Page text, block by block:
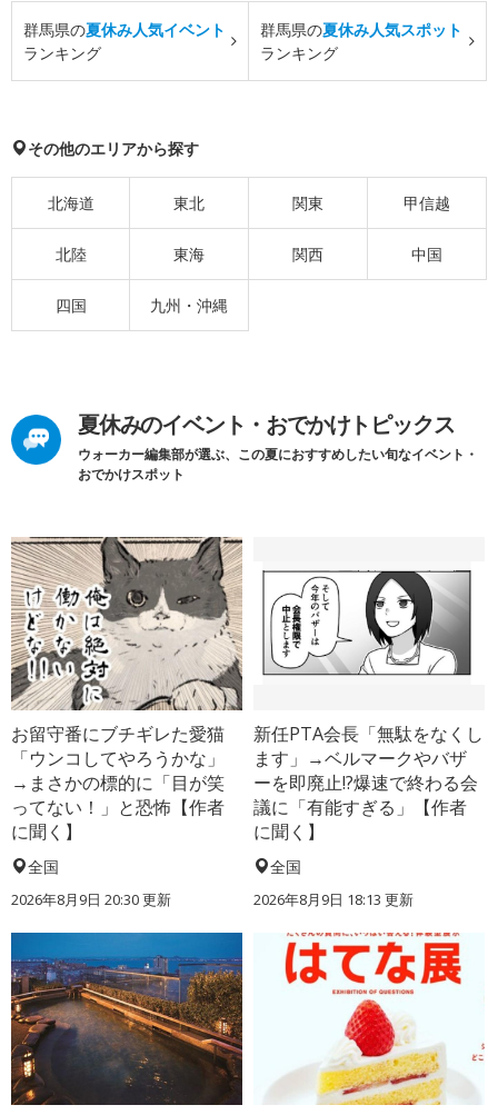
群馬県の夏休み人気イベント
ランキング
群馬県の夏休み人気スポット
ランキング
その他のエリアから探す
北海道 東北 関東 甲信越
北陸 東海 関西 中国
四国 九州・沖縄
夏休みのイベント・おでかけトピックス
ウォーカー編集部が選ぶ、この夏におすすめしたい旬なイベント・
おでかけスポット
お留守番にブチギレた愛猫
「ウンコしてやろうかな」
→まさかの標的に「目が笑
ってない！」と恐怖【作者
に聞く】
全国
2026年8月9日 20:30更新
新任PTA会長「無駄をなくし
ます」→ベルマークやバザ
ーを即廃止!?爆速で終わる会
議に「有能すぎる」【作者
に聞く】
全国
2026年8月9日 18:13 更新